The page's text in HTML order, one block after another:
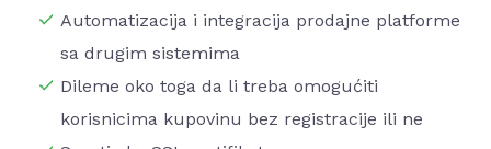
Automatizacija i integracija prodajne platforme
sa drugim sistemima
Dileme oko toga da li treba omogućiti
korisnicima kupovinu bez registracije ili ne